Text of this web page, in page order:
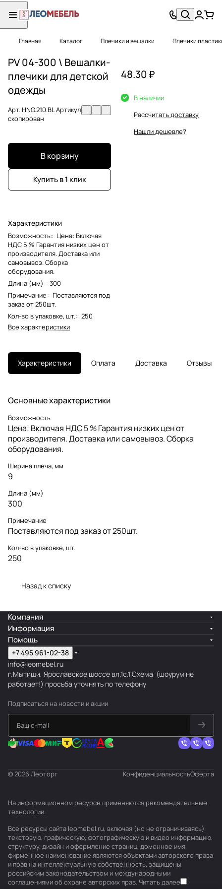
Главная Каталог Плечики и вешалки Плечики
PV 04-300 \ Вешалки-
плечики для детской
одежды
Арт.HNG.210.BL Артикул
скопирован
В корзину
Купить в 1 клик
Характеристики
Возможность: Цена: Включая
НДС 5 % Гарантия низких цен от
производителя. Доставка или
самовывоз. Сборка
оборудования.
Длина (мм) : 300
Примечание: Поставляются под
заказ от 250шт.
Кол-во в упаковке, шт.: 250
Все характеристики
48.30 ₽
В наличии
Рассчитать доставку
Нашли дешевле?
Характеристики Оплата Доставка Отзывы
Основные характеристики
Возможность
Цена: Включая НДС 5 % Гарантия низких цен от
производителя. Доставка или самовывоз. Сборка
оборудования.
Ширина плеча, мм
9
Длина (мм)
300
Примечание
Поставляются под заказ от 250шт.
Кол-во в упаковке, шт.
250
Назад к списку
Компания
Информация
Помощь
+7 495 961-02-38
info@leomebel.ru
г.Мытищи, Ярославское шоссе вл.1с.1 Схема (шоурум не
работает!) просьба уточнять по телефону
Подписаться на новости и акции
© 2026 Леоторг КонфиденциальностьОферта
На информационном ресурсе применяются рекомендательные
технологии.
Все ресурсы сайта leomebel.ru, включая (но не ограничиваясь)
текстовую, графическую, фотографическую и видео информацию,
структуру, дизайн и оформление страниц, доменное имя,
фирменное наименование являются объектами авторского права
и прав на интеллектуальную собственность, защищены
российским законодательством и международными
соглашениями об охране авторских прав. Читать далее